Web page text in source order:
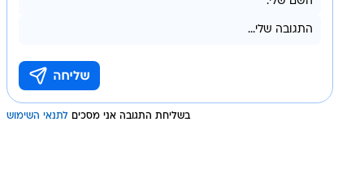
בשליחת התגובה אני מסכים לתנאי השימוש